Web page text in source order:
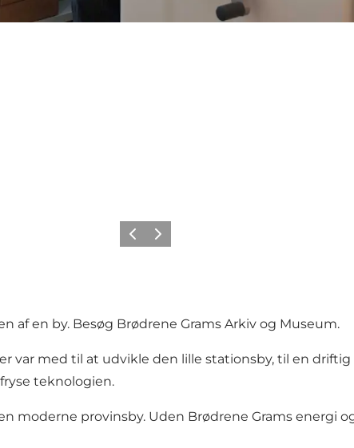
ForrigeNæste
en by. Besøg Brødrene Grams Arkiv og Museum.
var med til at udvikle den lille stationsby, til en
teknologien.
moderne provinsby. Uden Brødrene Grams energi